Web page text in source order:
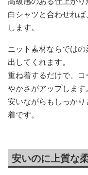
白シャツと合わせれ
します。
ニット素材ならでは
出してくれます。
重ね着するだけで、
やかさがアップします。
安いながらもしっか
着です。
安いのに上質な